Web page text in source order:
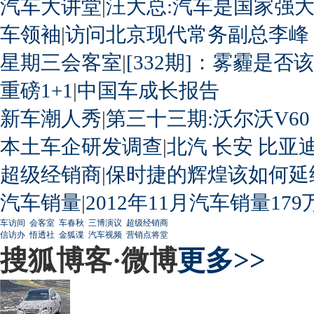
汽车大讲堂 汪大总:汽车是国家强
车领袖|访问北京现代常务副总李峰
星期三会客室|[332期]：雾霾是否
重磅1+1 |中国车成长报告
新车潮人秀|第三十三期:沃尔沃
本土车企研发调查|北汽 长安 比亚
超级经销商|保时捷的辉煌该如何延
汽车销量|2012年11月汽车销量179
车访间 会客室 车春秋 三博演议 超级经销商
信访办 悟透社 金狐谍 汽车视频 营销点将堂
搜狐博客·微博更多>>